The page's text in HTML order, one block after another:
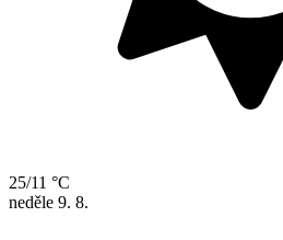
25/11 °C
neděle 9. 8.